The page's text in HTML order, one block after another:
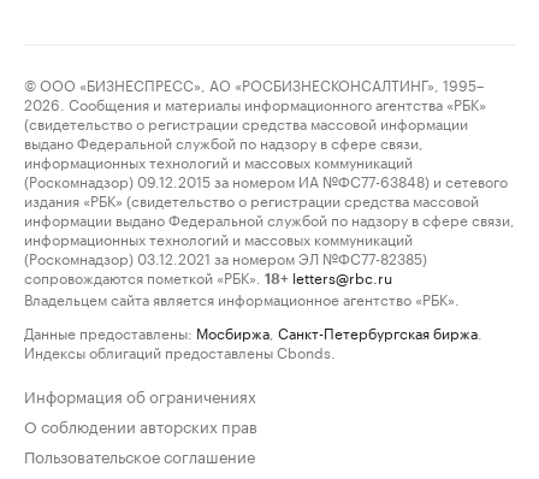
© ООО «БИЗНЕСПРЕСС», АО «РОСБИЗНЕСКОНСАЛТИНГ», 1995–
2026. Сообщения и материалы информационного агентства «РБК»
(свидетельство о регистрации средства массовой информации
выдано Федеральной службой по надзору в сфере связи,
информационных технологий и массовых коммуникаций
(Роскомнадзор) 09.12.2015 за номером ИА №ФС77-63848) и сетевого
издания «РБК» (свидетельство о регистрации средства массовой
информации выдано Федеральной службой по надзору в сфере связи,
информационных технологий и массовых коммуникаций
(Роскомнадзор) 03.12.2021 за номером ЭЛ №ФС77-82385)
сопровождаются пометкой «РБК».
18+ letters@rbc.ru
Владельцем сайта является информационное агентство «РБК».
Данные предоставлены: Мосбиржа Санкт-Петербургская биржа
Индексы облигаций предоставлены Cbonds.
Информация об ограничениях
О соблюдении авторских прав
Пользовательское соглашение